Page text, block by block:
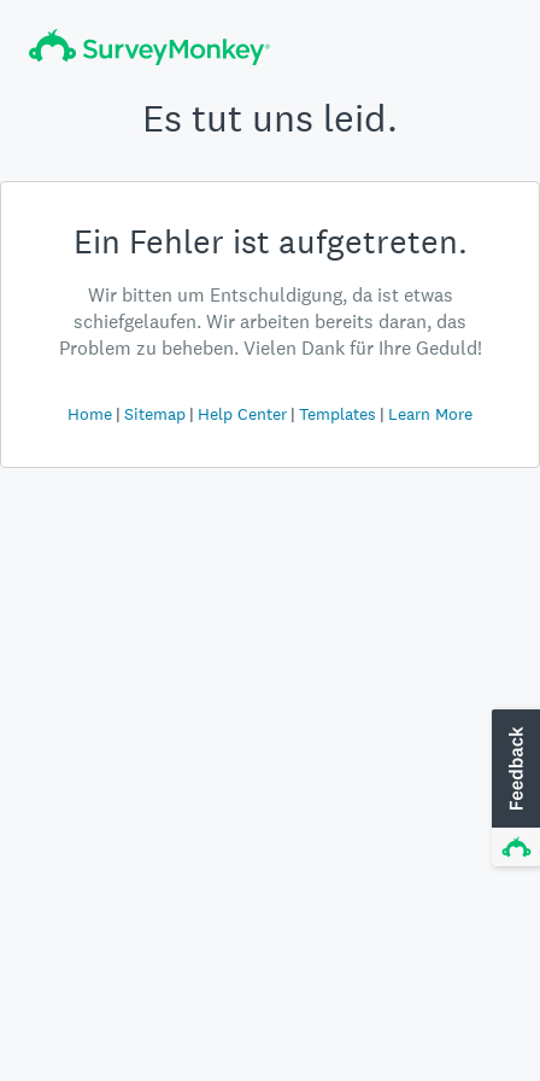
Es tut uns leid.
Ein Fehler ist aufgetreten.
Wir bitten um Entschuldigung, da ist etwas
schiefgelaufen. Wir arbeiten bereits daran, das
Problem zu beheben. Vielen Dank für Ihre Geduld!
Home Sitemap Help Center Templates Learn More